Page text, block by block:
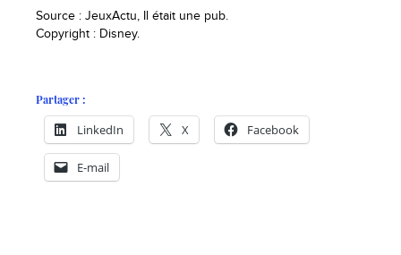
Source : JeuxActu, Il était une pub.
Copyright : Disney.
Partager :
LinkedIn X Facebook
E-mail